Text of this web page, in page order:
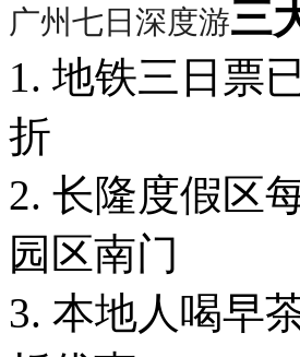
广州七日深度游三
1. 地铁三日票
折
2. 长隆度假区
园区南门
3. 本地人喝早